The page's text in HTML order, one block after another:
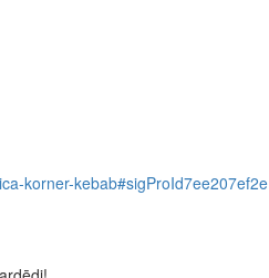
korner-kebab#sigProId7ee207ef2e